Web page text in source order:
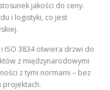
jakości do ceny.
i logistyki, co jest
ISO 3834 otwiera drzwi do
z międzynarodowymi
z tymi normami – bez
projektach.